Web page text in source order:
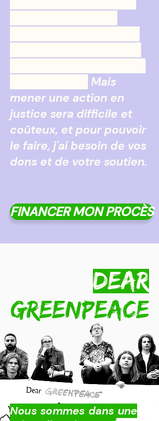
Mais
mener une action en
justice sera difficile et
coûteux, et pour pouvoir
le faire, j'ai besoin de vos
dons et de votre soutien.
FINANCER MON PROCÈS
Nous sommes dans une
DEAR
GREENPEACE